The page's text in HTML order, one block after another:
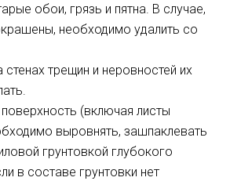
обои, грязь и пятна. В случае,
необходимо удалить со
стенах трещин и неровностей их
(включая листы
выровнять, зашпаклевать
грунтовкой глубокого
в составе грунтовки нет